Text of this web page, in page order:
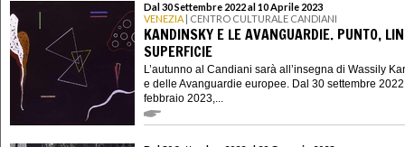
Dal 30 Settembre 2022 al 10 Aprile 2023
VENEZIA | CENTRO CULTURALE CANDIANI
KANDINSKY E LE AVANGUARDIE. PUNTO,
SUPERFICIE
L’autunno al Candiani sarà all’insegna di Wassily
e delle Avanguardie europee. Dal 30 settembre
febbraio 2023,...